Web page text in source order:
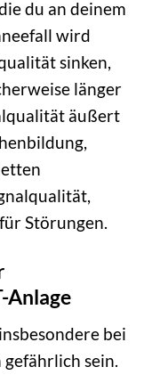
du an deinem
wird
sinken,
länger
äußert
Störungen.
Anlage
bei
sein.